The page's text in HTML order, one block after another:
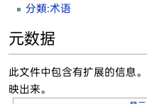
分類:术语
元数据
此文件中包含有扩展的信息
映出来。